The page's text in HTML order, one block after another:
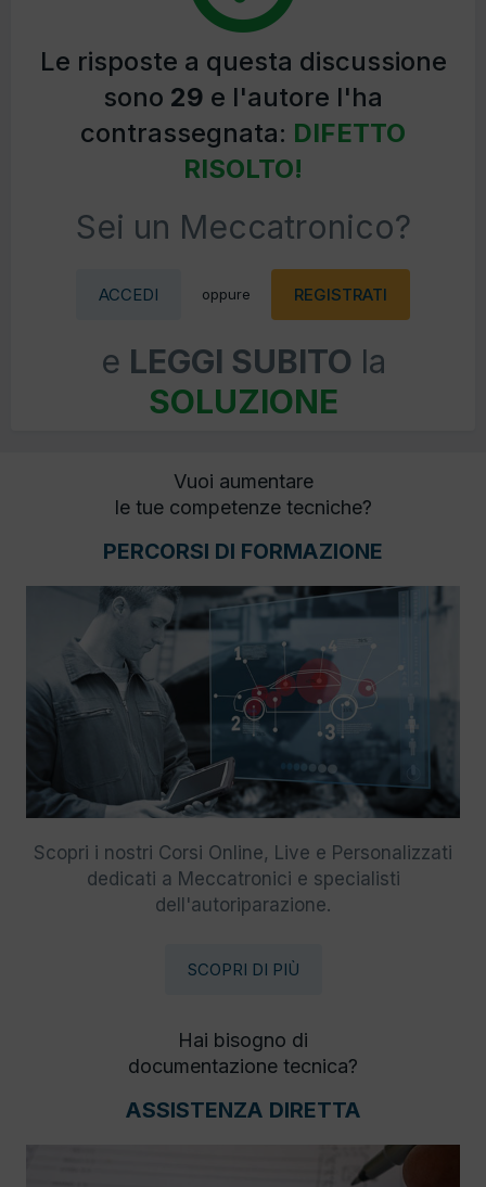
Le risposte a questa discussione
sono 29 e l'autore l'ha
contrassegnata: DIFETTO
RISOLTO!
Sei un Meccatronico?
ACCEDI oppure REGISTRATI
e LEGGI SUBITO la
SOLUZIONE
Vuoi aumentare
le tue competenze tecniche?
PERCORSI DI FORMAZIONE
Scopri i nostri Corsi Online, Live e Personalizzati
dedicati a Meccatronici e specialisti
dell'autoriparazione.
SCOPRI DI PIÙ
Hai bisogno di
documentazione tecnica?
ASSISTENZA DIRETTA